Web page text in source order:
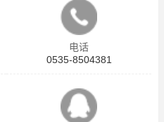
电话
0535-8504381